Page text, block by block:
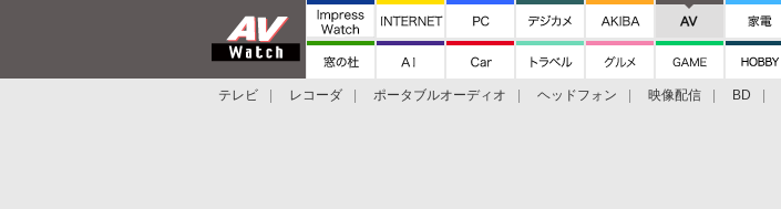
テレビ レコーダ ポータブルオーディオ ヘッドフォン 映像配信 BD